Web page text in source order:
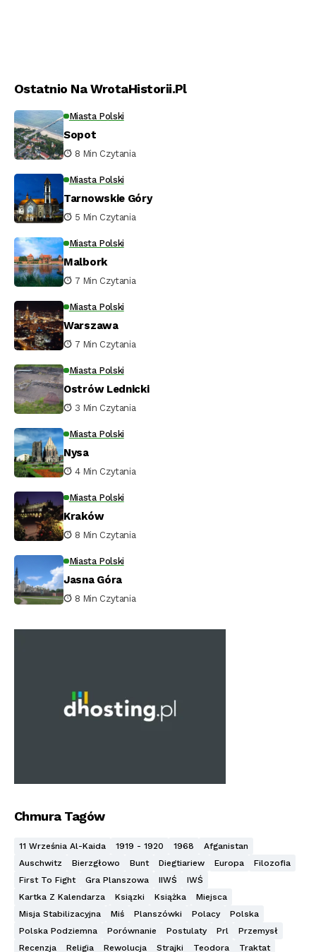
Ostatnio Na WrotaHistorii.pl
Miasta Polski
Sopot
8 Min Czytania
Miasta Polski
Tarnowskie Góry
5 Min Czytania
Miasta Polski
Malbork
7 Min Czytania
Miasta Polski
Warszawa
7 Min Czytania
Miasta Polski
Ostrów Lednicki
3 Min Czytania
Miasta Polski
Nysa
4 Min Czytania
Miasta Polski
Kraków
8 Min Czytania
Miasta Polski
Jasna Góra
8 Min Czytania
Chmura Tagów
11 Września Al-Kaida 1919 - 1920 1968
Afganistan
Auschwitz
Bierzgłowo Bunt Diegtiariew Europa
Filozofia
First To Fight
Gra Planszowa IIWŚ
IWŚ
Kartka Z Kalendarza
Ksiązki Książka
Miejsca
Misja Stabilizacyjna
Miś Planszówki Polacy
Polska
Polska Podziemna
Porównanie Postulaty Prl
Przemysł
Recenzja
Religia Rewolucja Strajki Teodora
Traktat